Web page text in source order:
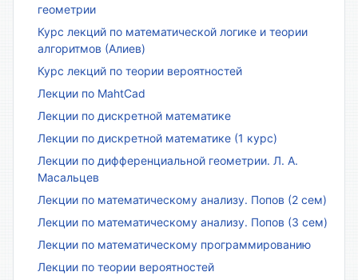
геометрии
Курс лекций по математической логике и теории
алгоритмов (Алиев)
Курс лекций по теории вероятностей
Лекции по MahtCad
Лекции по дискретной математике
Лекции по дискретной математике (1 курс)
Лекции по дифференциальной геометрии. Л. А.
Масальцев
Лекции по математическому анализу. Попов (2 сем)
Лекции по математическому анализу. Попов (3 сем)
Лекции по математическому программированию
Лекции по теории вероятностей